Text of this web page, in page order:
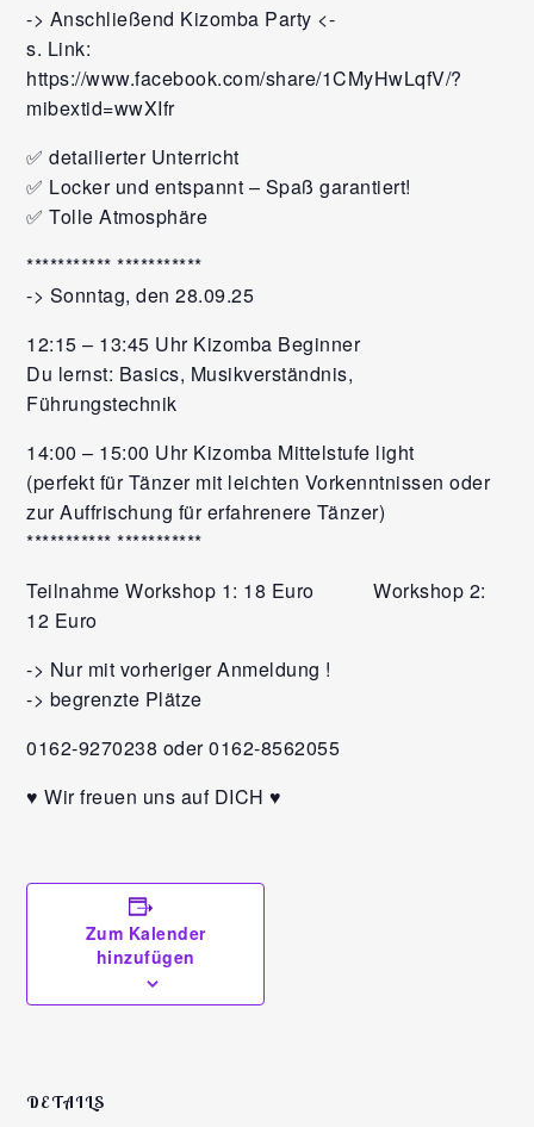
-> Anschließend Kizomba Party <-
s. Link:
https://www.facebook.com/share/1CMyHwLqfV/?
mibextid=wwXIfr
✅ detailierter Unterricht
✅ Locker und entspannt – Spaß garantiert!
✅ Tolle Atmosphäre
*********** ***********
-> Sonntag, den 28.09.25
12:15 – 13:45 Uhr Kizomba Beginner
Du lernst: Basics, Musikverständnis,
Führungstechnik
14:00 – 15:00 Uhr Kizomba Mittelstufe light
(perfekt für Tänzer mit leichten Vorkenntnissen oder
zur Auffrischung für erfahrenere Tänzer)
*********** ***********
Teilnahme Workshop 1: 18 Euro Workshop 2:
12 Euro
-> Nur mit vorheriger Anmeldung !
-> begrenzte Plätze
0162-9270238 oder 0162-8562055
♥️ Wir freuen uns auf DICH ♥️
Zum Kalender
hinzufügen
DETAILS